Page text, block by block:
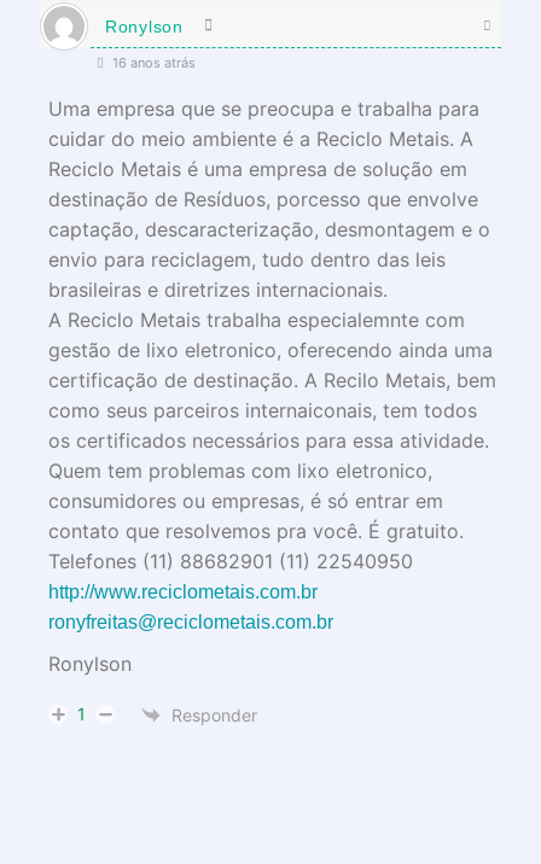
Ronylson
16 anos atrás
Uma empresa que se preocupa e trabalha para
cuidar do meio ambiente é a Reciclo Metais. A
Reciclo Metais é uma empresa de solução em
destinação de Resíduos, porcesso que envolve
captação, descaracterização, desmontagem e o
envio para reciclagem, tudo dentro das leis
brasileiras e diretrizes internacionais.
A Reciclo Metais trabalha especialemnte com
gestão de lixo eletronico, oferecendo ainda uma
certificação de destinação. A Recilo Metais, bem
como seus parceiros internaiconais, tem todos
os certificados necessários para essa atividade.
Quem tem problemas com lixo eletronico,
consumidores ou empresas, é só entrar em
contato que resolvemos pra você. É gratuito.
Telefones (11) 88682901 (11) 22540950
http://www.reciclometais.com.br
ronyfreitas@reciclometais.com.br
Ronylson
1 Responder